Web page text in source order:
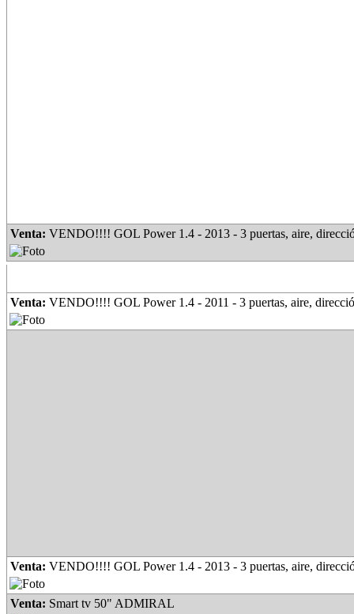
Venta: VENDO!!!! GOL Power 1.4 - 2013 - 3 puertas, aire,
Venta: VENDO!!!! GOL Power 1.4 - 2011 - 3 puertas, aire,
Venta: VENDO!!!! GOL Power 1.4 - 2013 - 3 puertas, aire,
Venta: Smart tv 50" ADMIRAL